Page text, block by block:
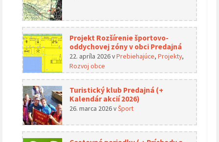
Projekt Rozšírenie športovo-
oddychovej zóny v obci Predajná
22. apríla 2026vPrebiehajúce, Projekty,
Rozvoj obce
Turistický klub Predajná (+
Kalendár akcií 2026)
26. marca 2026vŠport